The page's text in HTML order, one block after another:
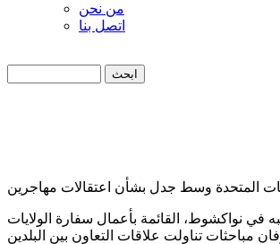
من نحن
اتصل بنا
المتحدة وسط جدل بشأن اعتقالات مهاجرين
نواكشوط، القائمة بأعمال سفارة الولايات